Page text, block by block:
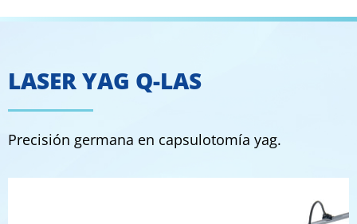
LASER YAG Q-LAS
Precisión germana en capsulotomía yag.